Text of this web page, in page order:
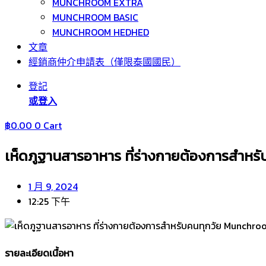
MUNCHROOM BASIC
MUNCHROOM HEDHED
文章
經銷商仲介申請表（僅限泰國國民）
登記
或登入
฿0.00 0 Cart
เห็ดภูฐานสารอาหาร ที่ร่างกายต้องการสำห
1 月 9, 2024
12:25 下午
รายละเอียดเนื้อหา